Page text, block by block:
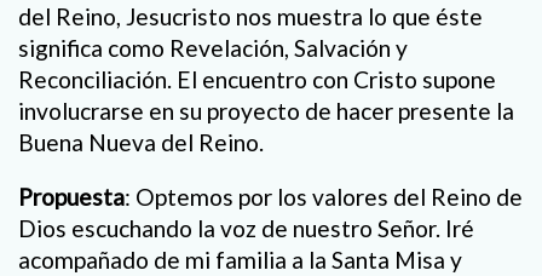
del Reino, Jesucristo nos muestra lo que éste
significa como Revelación, Salvación y
Reconciliación. El encuentro con Cristo supone
involucrarse en su proyecto de hacer presente la
Buena Nueva del Reino.
Propuesta: Optemos por los valores del Reino de
Dios escuchando la voz de nuestro Señor. Iré
acompañado de mi familia a la Santa Misa y